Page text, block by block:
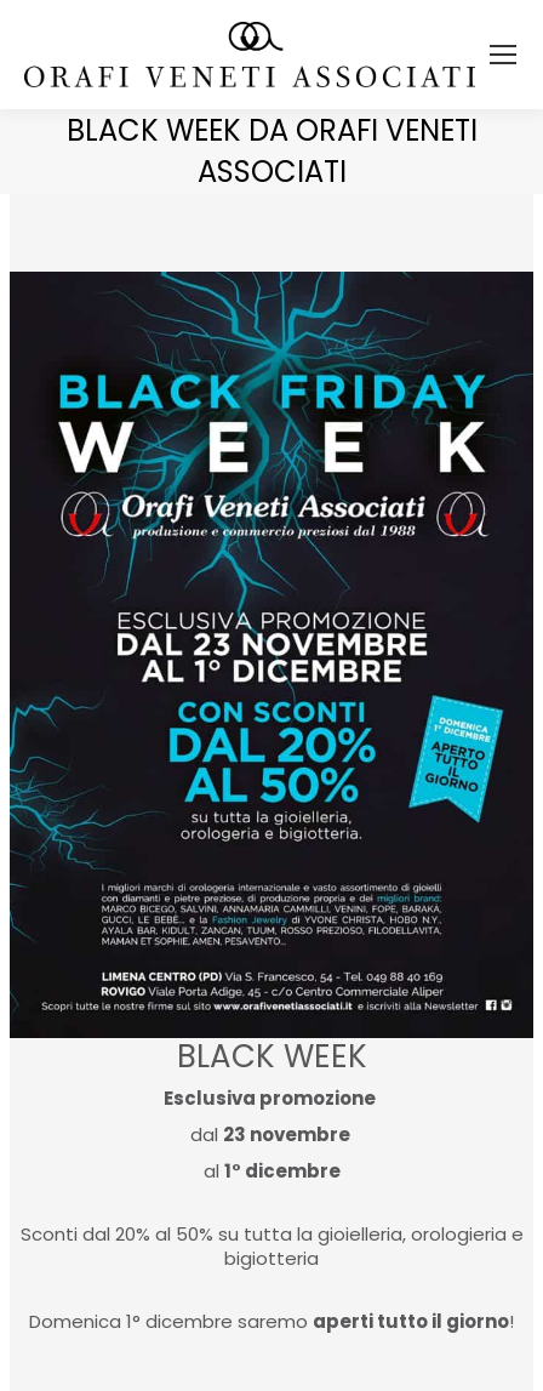
BLACK WEEK DA ORAFI VENETI
ASSOCIATI
BLACK WEEK
Esclusiva promozione
dal 23 novembre
al 1° dicembre
Sconti dal 20% al 50% su tutta la gioielleria, orologieria e
bigiotteria
Domenica 1° dicembre saremo aperti tutto il giorno!